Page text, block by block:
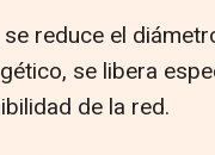
reduce el
se libera
de la red.